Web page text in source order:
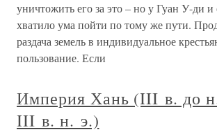
уничтожить его за это – но у Гуан У-ди и
хватило ума пойти по тому же пути.
раздача земель в индивидуальное
пользование. Если
Империя Хань (III в. до
III в. н. э.)